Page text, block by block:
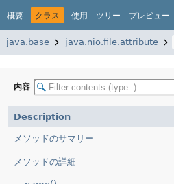
概要 クラス 使用 ツリー プレビュー
java.base java.nio.file.attribute
内容
Description
メソッドのサマリー
メソッドの詳細